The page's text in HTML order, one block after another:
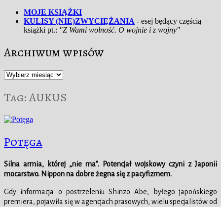
MOJE KSIĄŻKI
KULISY (NIE)ZWYCIĘŻANIA - esej będący częścią
książki pt.: "Z Wami wolność. O wojnie i z wojny"
Archiwum wpisów
Archiwum
Tag:AUKUS
Potęga
Silna armia, której „nie ma”.
Potencjał wojskowy czyni z Japonii
mocarstwo. Nippon na dobre żegna się z pacyfizmem.
Gdy informacja o postrzeleniu Shinzō Abe, byłego japońskiego
premiera, pojawiła się w agencjach prasowych, wielu specjalistów od